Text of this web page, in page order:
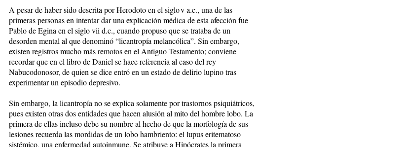
A pesar de haber sido descrita por Herodoto en el siglo v a.c., una de las
primeras personas en intentar dar una explicación médica de esta afección fue
Pablo de Egina en el siglo vii d.c., cuando propuso que se trataba de un
desorden mental al que denominó “licantropía melancólica”. Sin embargo,
existen registros mucho más remotos en el Antiguo Testamento; conviene
recordar que en el libro de Daniel se hace referencia al caso del rey
Nabucodonosor, de quien se dice entró en un estado de delirio lupino tras
experimentar un episodio depresivo.
Sin embargo, la licantropía no se explica solamente por trastornos psiquiátricos,
pues existen otras dos entidades que hacen alusión al mito del hombre lobo. La
primera de ellas incluso debe su nombre al hecho de que la morfología de sus
lesiones recuerda las mordidas de un lobo hambriento: el lupus eritematoso
sistémico, una enfermedad autoinmune. Se atribuye a Hipócrates la primera